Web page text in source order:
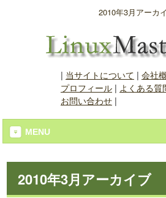
2010年3月アーカ
| 当サイトについて | 会社
プロフィール| よくある質
お問い合わせ|
MENU
2010年3月アーカイブ